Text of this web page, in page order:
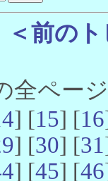
＜前の
全ペー
] [15] [16
] [30] [31
] [45] [46